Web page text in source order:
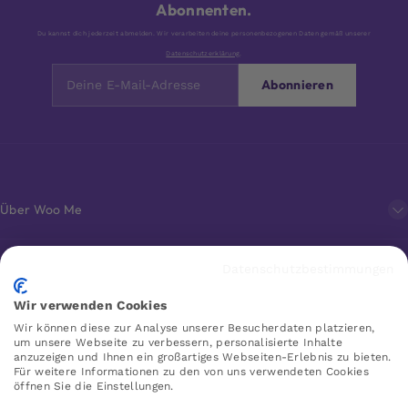
Abonnenten.
Du kannst dich jederzeit abmelden. Wir verarbeiten deine personenbezogenen Daten gemäß unserer
Datenschutzerklärung
Abonnieren
Über Woo Me
Kundenservice
Favoriten
Wir verwenden Cookies
Wir können diese zur Analyse unserer Besucherdaten platzieren,
um unsere Webseite zu verbessern, personalisierte Inhalte
anzuzeigen und Ihnen ein großartiges Webseiten-Erlebnis zu bieten.
Für weitere Informationen zu den von uns verwendeten Cookies
öffnen Sie die Einstellungen.